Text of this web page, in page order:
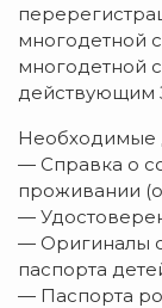
многодетной
многодетной
действующим
Необходимые
— Справка о
проживании
—
— Оригиналы
паспорта
— Паспорта